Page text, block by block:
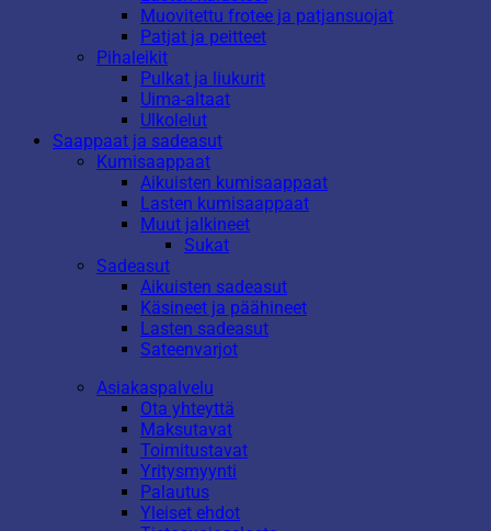
Muovitettu frotee ja patjansuojat
Patjat ja peitteet
Pihaleikit
Pulkat ja liukurit
Uima-altaat
Ulkolelut
Saappaat ja sadeasut
Kumisaappaat
Aikuisten kumisaappaat
Lasten kumisaappaat
Muut jalkineet
Sukat
Sadeasut
Aikuisten sadeasut
Käsineet ja päähineet
Lasten sadeasut
Sateenvarjot
Asiakaspalvelu
Ota yhteyttä
Maksutavat
Toimitustavat
Yritysmyynti
Palautus
Yleiset ehdot